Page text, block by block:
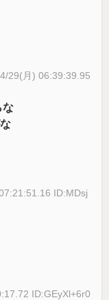
29(月) 06:39:39.95
な
ID:MDsj
ID:GEyXl+6r0